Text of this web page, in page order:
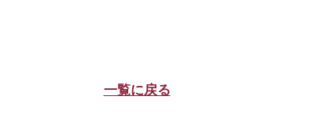
一覧に戻る